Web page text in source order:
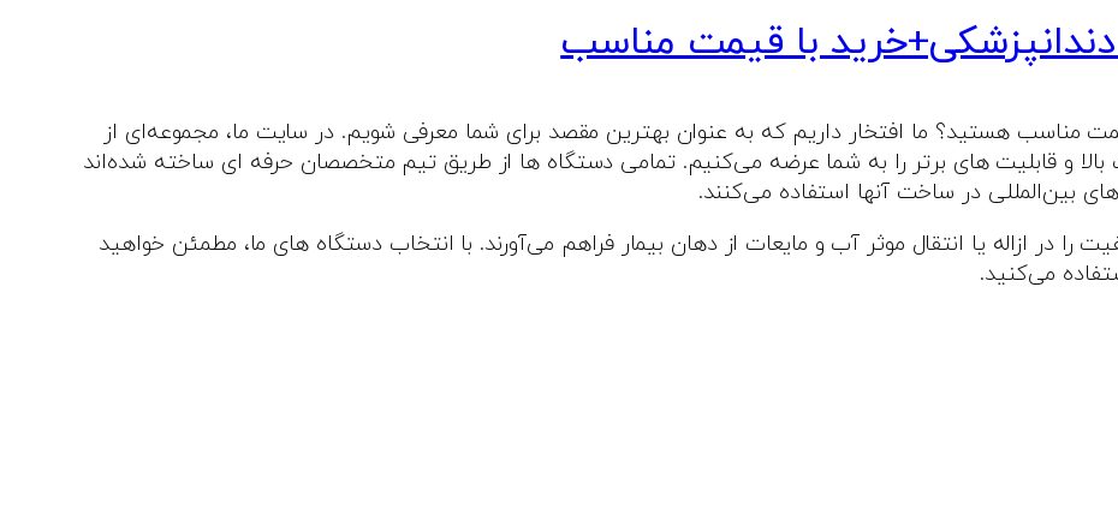
با قیمت مناسب
مناسب هستید؟ ما افتخار داریم که به عنوان بهترین مقصد برای شما معرفی شویم. در سایت ما، مجموعه‌ای از
و قابلیت‌ های برتر را به شما عرضه می‌کنیم. تمامی دستگاه‌ ها از طریق تیم متخصصان حرفه‌ ای ساخته شده‌اند
بین‌المللی در ساخت آنها استفاده می‌کنند.
در ازاله یا انتقال موثر آب و مایعات از دهان بیمار فراهم می‌آورند. با انتخاب دستگاه‌ های ما، مطمئن خواهید
می‌کنید.